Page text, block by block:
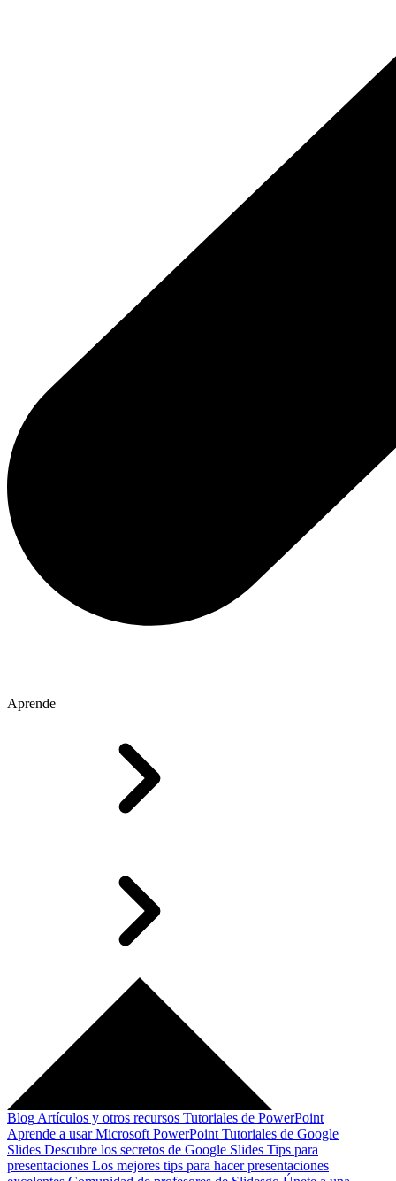
Aprende
Blog Artículos y otros recursos Tutoriales de PowerPoint
Aprende a usar Microsoft PowerPoint Tutoriales de Google
Slides Descubre los secretos de Google Slides Tips para
presentaciones Los mejores tips para hacer presentaciones